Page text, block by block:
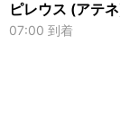
ピレウス (アテ
07:00 到着